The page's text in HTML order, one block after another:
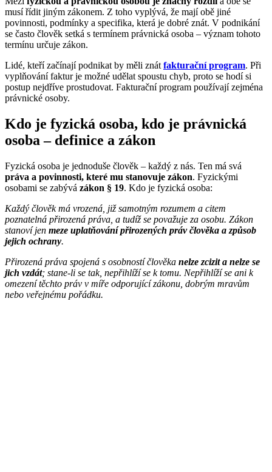
musí řídit jiným zákonem. Z toho vyplývá, že mají obě jiné
povinnosti, podmínky a specifika, která je dobré znát. V podnikání
se často člověk setká s termínem právnická osoba – význam tohoto
termínu určuje zákon.
Lidé, kteří začínají podnikat by měli znát fakturační program. Při
vyplňování faktur je možné udělat spoustu chyb, proto se hodí si
postup nejdříve prostudovat. Fakturační program používají zejména
právnické osoby.
Kdo je fyzická osoba, kdo je právnická
osoba – definice a zákon
Fyzická osoba je jednoduše člověk – každý z nás. Ten má svá
práva a povinnosti, které mu stanovuje zákon. Fyzickými
osobami se zabývá zákon § 19. Kdo je fyzická osoba:
Každý člověk má vrozená, již samotným rozumem a citem
poznatelná přirozená práva, a tudíž se považuje za osobu. Zákon
stanoví jen meze uplatňování přirozených práv člověka a způsob
jejich ochrany.
Přirozená práva spojená s osobností člověka nelze zcizit a nelze se
jich vzdát; stane-li se tak, nepřihlíží se k tomu. Nepřihlíží se ani k
omezení těchto práv v míře odporující zákonu, dobrým mravům
nebo veřejnému pořádku.